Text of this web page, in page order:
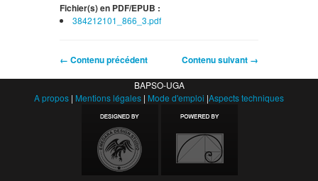
Fichier(s) en PDF/EPUB :
384212101_866_3.pdf
← Contenu précédent Contenu suivant →
BAPSO-UGA
A propos | Mentions légales | Mode d'emploi |Aspects techniques